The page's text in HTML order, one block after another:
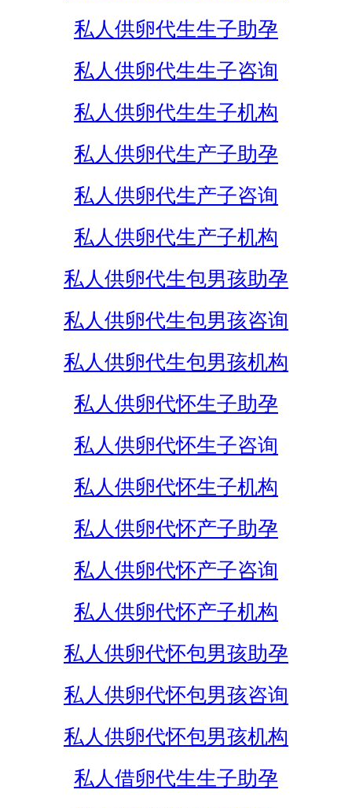
私人供卵代生生子助孕
私人供卵代生生子咨询
私人供卵代生生子机构
私人供卵代生产子助孕
私人供卵代生产子咨询
私人供卵代生产子机构
私人供卵代生包男孩助孕
私人供卵代生包男孩咨询
私人供卵代生包男孩机构
私人供卵代怀生子助孕
私人供卵代怀生子咨询
私人供卵代怀生子机构
私人供卵代怀产子助孕
私人供卵代怀产子咨询
私人供卵代怀产子机构
私人供卵代怀包男孩助孕
私人供卵代怀包男孩咨询
私人供卵代怀包男孩机构
私人借卵代生生子助孕